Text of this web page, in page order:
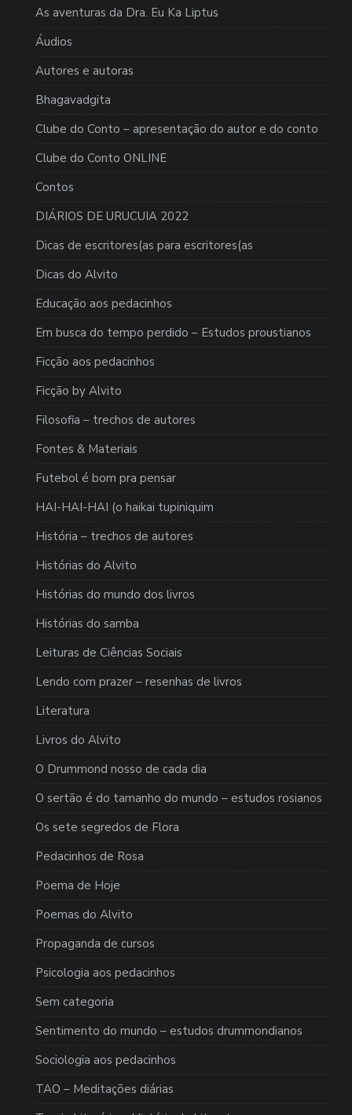
As aventuras da Dra. Eu Ka Liptus
Áudios
Autores e autoras
Bhagavadgita
Clube do Conto – apresentação do autor e do conto
Clube do Conto ONLINE
Contos
DIÁRIOS DE URUCUIA 2022
Dicas de escritores(as para escritores(as
Dicas do Alvito
Educação aos pedacinhos
Em busca do tempo perdido – Estudos proustianos
Ficção aos pedacinhos
Ficção by Alvito
Filosofia – trechos de autores
Fontes & Materiais
Futebol é bom pra pensar
HAI-HAI-HAI (o haikai tupiniquim
História – trechos de autores
Histórias do Alvito
Histórias do mundo dos livros
Histórias do samba
Leituras de Ciências Sociais
Lendo com prazer – resenhas de livros
Literatura
Livros do Alvito
O Drummond nosso de cada dia
O sertão é do tamanho do mundo – estudos rosianos
Os sete segredos de Flora
Pedacinhos de Rosa
Poema de Hoje
Poemas do Alvito
Propaganda de cursos
Psicologia aos pedacinhos
Sem categoria
Sentimento do mundo – estudos drummondianos
Sociologia aos pedacinhos
TAO – Meditações diárias